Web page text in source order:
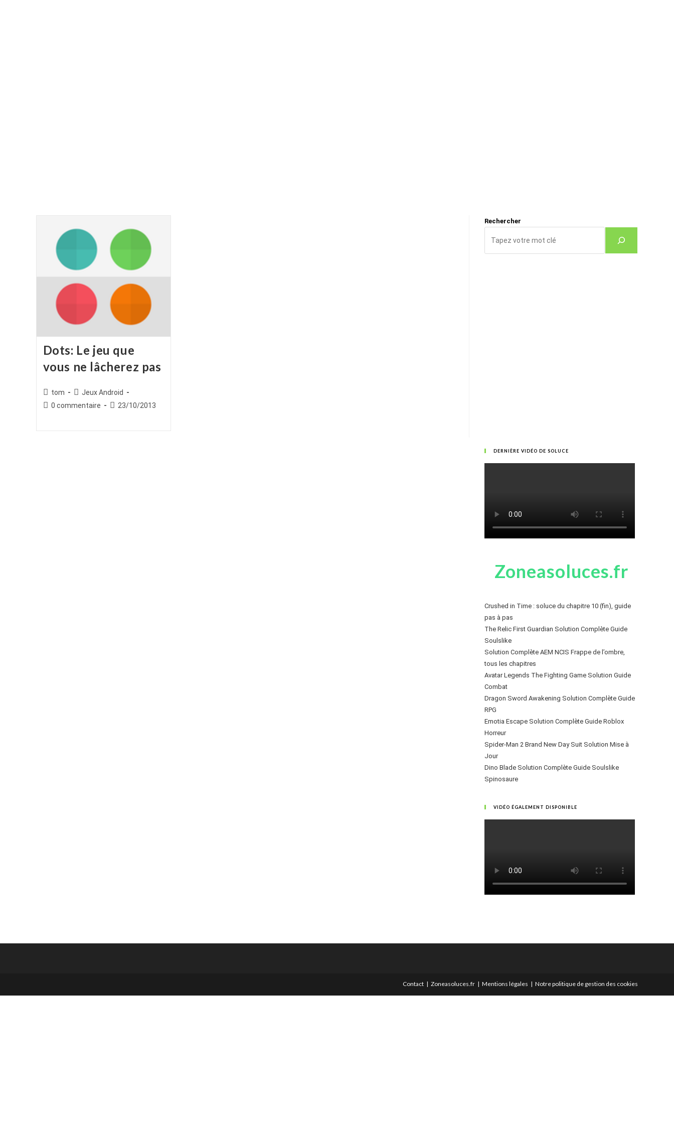
Dots: Le jeu que
vous ne lâcherez pas
Auteur/autrice
de
tom
Post
category:
Jeux Android
Commentaires
0 commentaire
Publication
23/10/2013
Rechercher
DERNIÈRE VIDÉO DE SOLUCE
Zoneasoluces.fr
Crushed in Time : soluce du chapitre 10 (fin), guide
pas à pas
The Relic First Guardian Solution Complète Guide
Soulslike
Solution Complète AEM NCIS Frappe de l’ombre,
tous les chapitres
Avatar Legends The Fighting Game Solution Guide
Combat
Dragon Sword Awakening Solution Complète Guide
RPG
Emotia Escape Solution Complète Guide Roblox
Horreur
Spider-Man 2 Brand New Day Suit Solution Mise à
Jour
Dino Blade Solution Complète Guide Soulslike
Spinosaure
VIDÉO ÉGALEMENT DISPONIBLE
Contact Zoneasoluces.fr Mentions légales Notre politique de gestion des cookies